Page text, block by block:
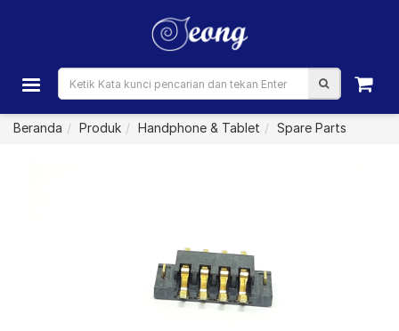
Beranda Produk Handphone & Tablet Spare Parts